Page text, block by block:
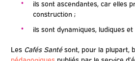
ils sont ascendantes, car elles
construction ;
ils sont dynamiques, ludiques
Les Cafés Santésont, pour la plupart,